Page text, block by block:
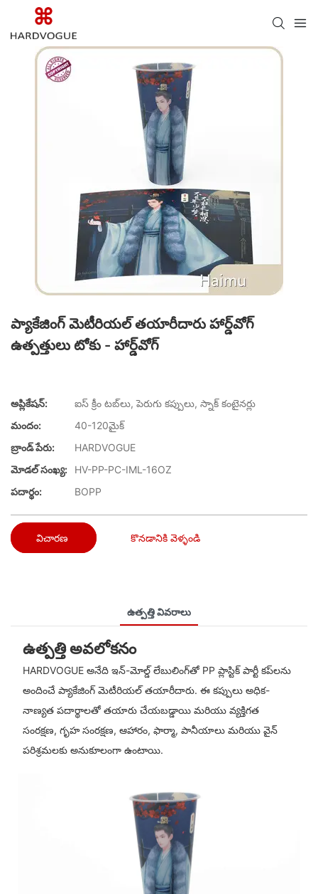
ప్యాకేజింగ్ మెటీరియల్ తయారీదారు హార్డ్‌వోగ్
ఉత్పత్తులు టోకు - హార్డ్‌వోగ్
అప్లికేషన్:
ఐస్ క్రీం టబ్‌లు, పెరుగు కప్పులు, స్నాక్ కంటైనర్లు
మందం:
40-120మైక్
బ్రాండ్ పేరు:
HARDVOGUE
మోడల్ సంఖ్య:
HV-PP-PC-IML-16OZ
పదార్థం:
BOPP
విచారణ కొనడానికి వెళ్ళండి
ఉత్పత్తి వివరాలు
ఉత్పత్తి అవలోకనం
HARDVOGUE అనేది ఇన్-మోల్డ్ లేబులింగ్‌తో PP ప్లాస్టిక్ పార్టీ కప్‌లను
అందించే ప్యాకేజింగ్ మెటీరియల్ తయారీదారు. ఈ కప్పులు అధిక-
నాణ్యత పదార్థాలతో తయారు చేయబడ్డాయి మరియు వ్యక్తిగత
సంరక్షణ, గృహ సంరక్షణ, ఆహారం, ఫార్మా, పానీయాలు మరియు వైన్
పరిశ్రమలకు అనుకూలంగా ఉంటాయి.